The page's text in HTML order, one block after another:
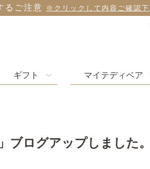
3,980円(税込)
ギフト マイテディベア
ブログアップしました。